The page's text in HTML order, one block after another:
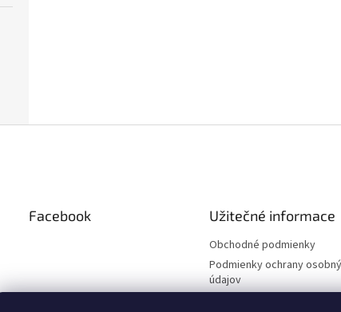
Facebook Užitečné informace
Obchodné podmienky
Podmienky ochrany
údajov